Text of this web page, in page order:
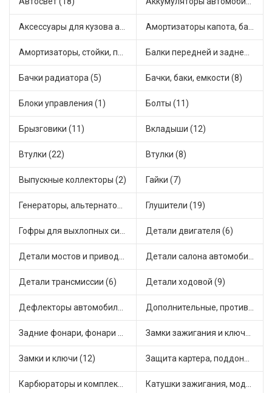
Аксессуары для кузова автомобиля (2) Амортизаторы капота, багажника (5)
Амортизаторы, стойки, подушки стоек (42) Балки передней и задней подвески (1)
Бачки радиатора (5) Бачки, баки, емкости (8)
Блоки управления (1) Болты (11)
Брызговики (11) Вкладыши (12)
Втулки (22) Втулки (8)
Выпускные коллекторы (2) Гайки (7)
Генераторы, альтернаторы и комплектующие (7) Глушители (19)
Гофры для выхлопных систем (4) Детали двигателя (6)
Детали мостов и привода трансмиссии (15) Детали салона автомобиля (16)
Детали трансмиссии (6) Детали ходовой (9)
Дефлекторы автомобильные (2) Дополнительные, противотуманные фары (5)
Задние фонари, фонари видимости (5) Замки зажигания и ключи (4)
Замки и ключи (12) Защита картера, поддона, КПП (4)
Карбюраторы и комплектующие (6) Катушки зажигания, модули зажигания (11)